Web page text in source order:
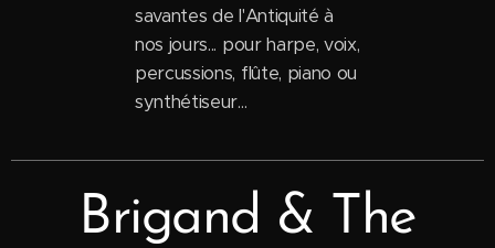
savantes de l'Antiquité à
nos jours... pour harpe, voix,
percussions, flûte, piano ou
synthétiseur...
Brigand & The